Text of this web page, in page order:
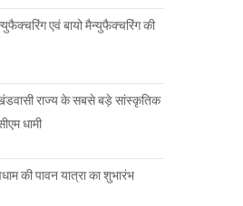
एवं बायो मैन्युफैक्चरिंग की
राज्य के सबसे बड़े सांस्कृतिक
धामी
की पावन यात्रा का शुभारंभ